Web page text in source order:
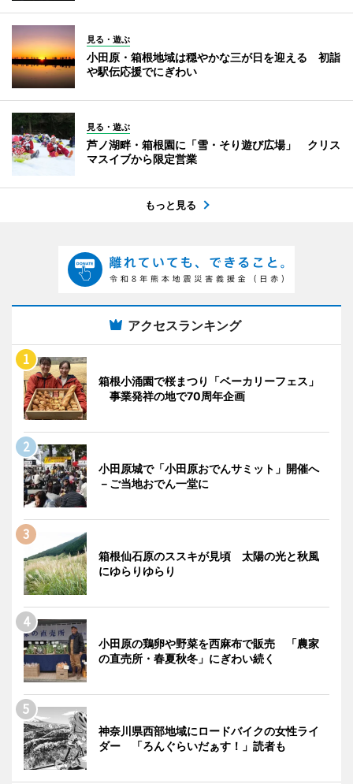
見る・遊ぶ
小田原・箱根地域は穏やかな三が日を迎える 初詣
や駅伝応援でにぎわい
見る・遊ぶ
芦ノ湖畔・箱根園に「雪・そり遊び広場」 クリス
マスイブから限定営業
もっと見る
アクセスランキング
箱根小涌園で桜まつり「ベーカリーフェス」
事業発祥の地で70周年企画
小田原城で「小田原おでんサミット」開催へ
－ご当地おでん一堂に
箱根仙石原のススキが見頃 太陽の光と秋風
にゆらりゆらり
小田原の鶏卵や野菜を西麻布で販売 「農家
の直売所・春夏秋冬」にぎわい続く
神奈川県西部地域にロードバイクの女性ライ
ダー 「ろんぐらいだぁす！」読者も